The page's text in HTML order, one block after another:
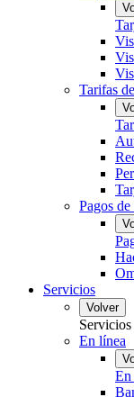
Tarifas
Pagos de
Servicios
Volver
Servicios
En línea
En